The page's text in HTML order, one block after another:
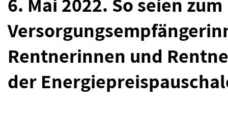
Rentnerinnen und
der